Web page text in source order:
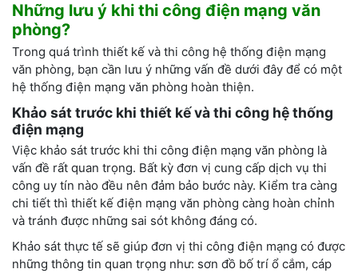
Những lưu ý khi thi công điện mạng văn
phòng?
Trong quá trình thiết kế và thi công hệ thống điện mạng
văn phòng, bạn cần lưu ý những vấn đề dưới đây để có một
hệ thống điện mạng văn phòng hoàn thiện.
Khảo sát trước khi thiết kế và thi công hệ thống
điện mạng
Việc khảo sát trước khi thi công điện mạng văn phòng là
vấn đề rất quan trọng. Bất kỳ đơn vị cung cấp dịch vụ thi
công uy tín nào đều nên đảm bảo bước này. Kiểm tra càng
chi tiết thì thiết kế điện mạng văn phòng càng hoàn chỉnh
và tránh được những sai sót không đáng có.
Khảo sát thực tế sẽ giúp đơn vị thi công điện mạng có được
những thông tin quan trọng như: sơn đồ bố trí ổ cắm, cáp